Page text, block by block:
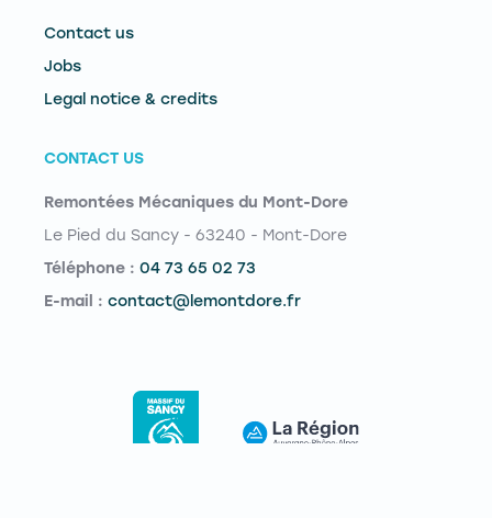
Contact us
Jobs
Legal notice & credits
CONTACT US
Remontées Mécaniques du Mont-Dore
Le Pied du Sancy - 63240 - Mont-Dore
Téléphone : 04 73 65 02 73
E-mail : contact@lemontdore.fr